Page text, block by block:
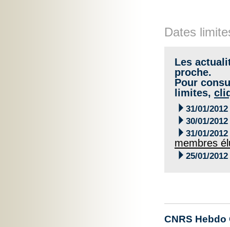
Dates
Les
proche.
Pour
limites,
 31/01/2012
 30/01/2012
 31/01/2012
membres
 25/01/2012
CNRS